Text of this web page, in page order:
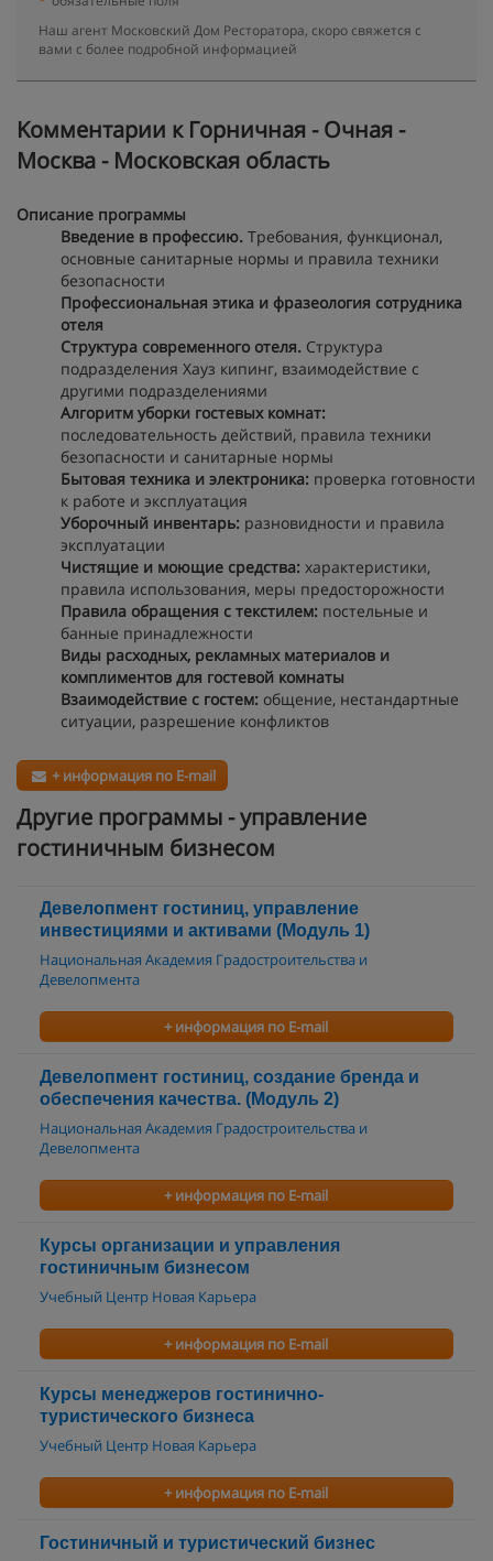
Наш агент Московский Дом Ресторатора, скоро свяжется с
вами с более подробной информацией
Kомментарии к Горничная - Очная -
Москва - Московская область
Описание программы
Введение в профессию. Требования, функционал,
основные санитарные нормы и правила техники
безопасности
Профессиональная этика и фразеология сотрудника
отеля
Структура современного отеля. Структура
подразделения Хауз кипинг, взаимодействие с
другими подразделениями
Алгоритм уборки гостевых комнат:
последовательность действий, правила техники
безопасности и санитарные нормы
Бытовая техника и электроника: проверка готовности
к работе и эксплуатация
Уборочный инвентарь: разновидности и правила
эксплуатации
Чистящие и моющие средства: характеристики,
правила использования, меры предосторожности
Правила обращения с текстилем: постельные и
банные принадлежности
Виды расходных, рекламных материалов и
комплиментов для гостевой комнаты
Взаимодействие с гостем: общение, нестандартные
ситуации, разрешение конфликтов
+ информация по E-mail
Другие программы - управление
гостиничным бизнесом
Девелопмент гостиниц, управление
инвестициями и активами (Модуль 1)
Национальная Академия Градостроительства и
Девелопмента
+ информация по E-mail
Девелопмент гостиниц, создание бренда и
обеспечения качества. (Модуль 2)
Национальная Академия Градостроительства и
Девелопмента
+ информация по E-mail
Курсы организации и управления
гостиничным бизнесом
Учебный Центр Новая Карьера
+ информация по E-mail
Курсы менеджеров гостинично-
туристического бизнеса
Учебный Центр Новая Карьера
+ информация по E-mail
Гостиничный и туристический бизнес